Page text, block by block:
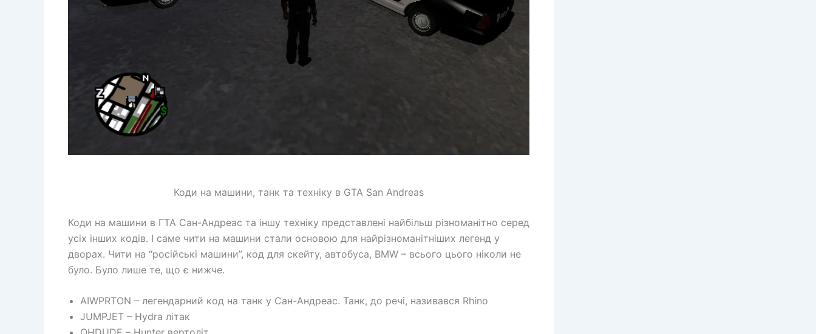
Коди на машини, танк та техніку в GTA San Andreas
Коди на машини в ГТА Сан-Андреас та іншу техніку представлені найбільш різноманітно серед
усіх інших кодів. І саме чити на машини стали основою для найрізноманітніших легенд у
дворах. Чити на “російські машини”, код для скейту, автобуса, BMW – всього цього ніколи не
було. Було лише те, що є нижче.
AIWPRTON – легендарний код на танк у Сан-Андреас. Танк, до речі, називався Rhino
JUMPJET – Hydra літак